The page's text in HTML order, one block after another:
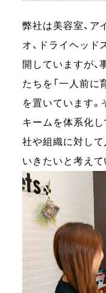
弊社は美容室、ア
オ、ドライヘッド
開していますが、
たちを「一人前に
を置いています
キームを体系化し
社や組織に対し
いきたいと考えて